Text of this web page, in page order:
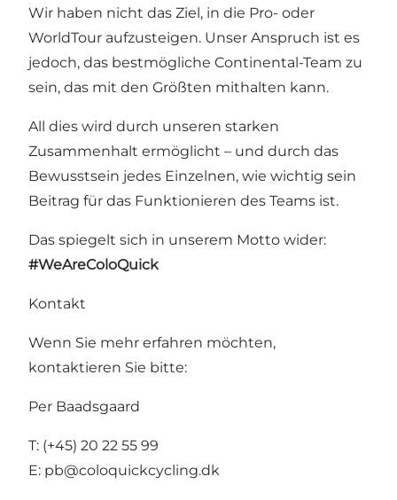
Wir haben nicht das Ziel, in die Pro- oder
WorldTour aufzusteigen. Unser Anspruch ist es
jedoch, das bestmögliche Continental-Team zu
sein, das mit den Größten mithalten kann.
All dies wird durch unseren starken
Zusammenhalt ermöglicht – und durch das
Bewusstsein jedes Einzelnen, wie wichtig sein
Beitrag für das Funktionieren des Teams ist.
Das spiegelt sich in unserem Motto wider:
#WeAreColoQuick
Kontakt
Wenn Sie mehr erfahren möchten,
kontaktieren Sie bitte:
Per Baadsgaard
T: (+45) 20 22 55 99
E: pb@coloquickcycling.dk